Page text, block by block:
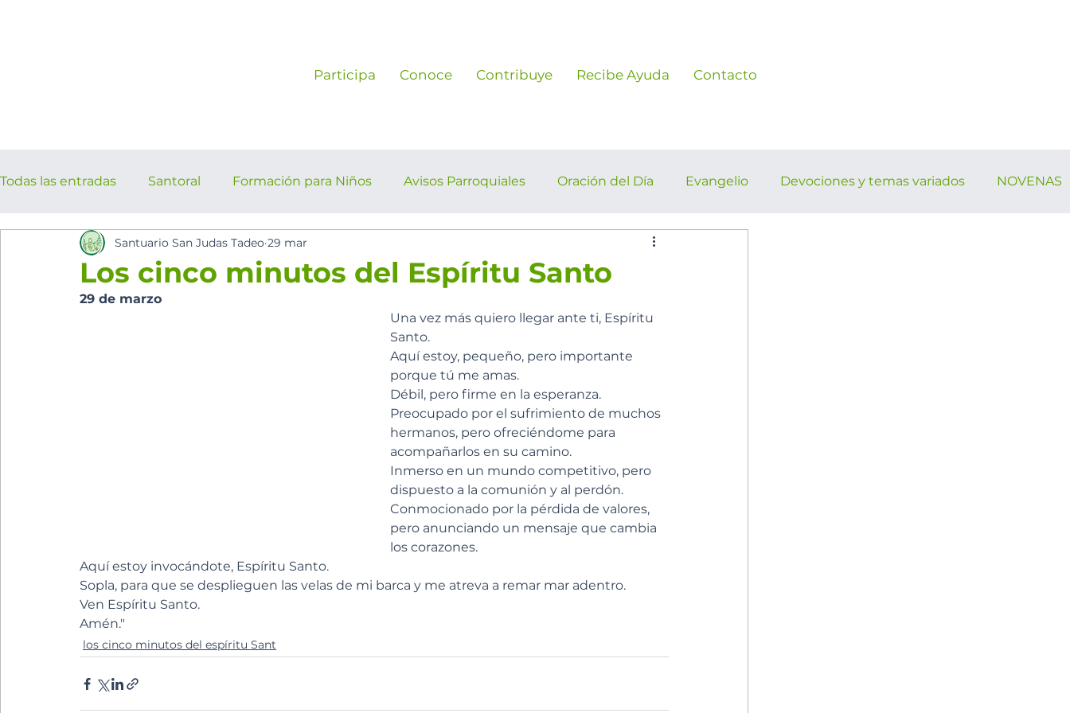
Participa Conoce Contribuye Recibe Ayuda Contacto
Todas las entradas Santoral Formación para Niños Avisos Parroquiales Oración del Día Evangelio Devociones y temas variados NOVENAS
los cinco minutos del espíritu Sant Eventos Parroquiales
Los cinco minutos del Espíritu Santo
Santuario San Judas Tadeo 29 mar
29 de marzo
Una vez más quiero llegar ante ti, Espíritu
Santo.
Aquí estoy, pequeño, pero importante
porque tú me amas.
Débil, pero firme en la esperanza.
Preocupado por el sufrimiento de muchos
hermanos, pero ofreciéndome para
acompañarlos en su camino.
Inmerso en un mundo competitivo, pero
dispuesto a la comunión y al perdón.
Conmocionado por la pérdida de valores,
pero anunciando un mensaje que cambia
los corazones.
Aquí estoy invocándote, Espíritu Santo.
Sopla, para que se desplieguen las velas de mi barca y me atreva a remar mar adentro.
Ven Espíritu Santo.
Amén."
los cinco minutos del espíritu Sant